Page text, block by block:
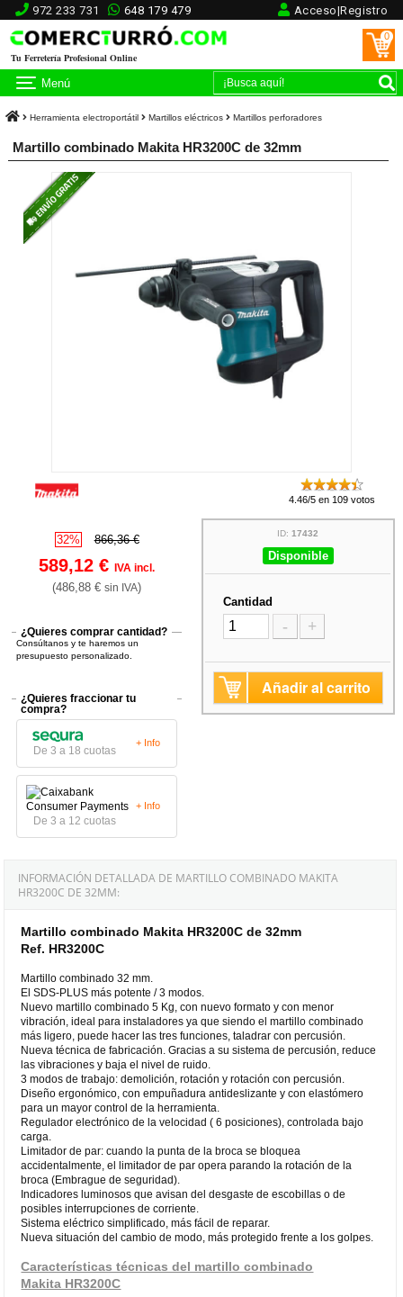
972 233 731 648 179 479 Acceso|Registro
Tu Ferretería Profesional Online
0
Menú
Herramienta electroportátil Martillos eléctricos Martillos perforadores
Martillo combinado Makita HR3200C de 32mm
4.46/5 en 109 votos
32% 866,36 €
589,12 €IVA incl.
(486,88 €sin IVA)
¿Quieres comprar cantidad?
Consúltanos y te haremos un
presupuesto personalizado.
¿Quieres fraccionar tu
compra?
De 3 a 18 cuotas
+ Info
De 3 a 12 cuotas
+ Info
ID:17432
Disponible
Cantidad
- +
Añadir al carrito
INFORMACIÓN DETALLADA DE MARTILLO COMBINADO MAKITA
HR3200C DE 32MM:
Martillo combinado Makita HR3200C de 32mm
Ref. HR3200C
Martillo combinado 32 mm.
El SDS-PLUS más potente / 3 modos.
Nuevo martillo combinado 5 Kg, con nuevo formato y con menor
vibración, ideal para instaladores ya que siendo el martillo combinado
más ligero, puede hacer las tres funciones, taladrar con percusión.
Nueva técnica de fabricación. Gracias a su sistema de percusión, reduce
las vibraciones y baja el nivel de ruido.
3 modos de trabajo: demolición, rotación y rotación con percusión.
Diseño ergonómico, con empuñadura antideslizante y con elastómero
para un mayor control de la herramienta.
Regulador electrónico de la velocidad ( 6 posiciones), controlada bajo
carga.
Limitador de par: cuando la punta de la broca se bloquea
accidentalmente, el limitador de par opera parando la rotación de la
broca (Embrague de seguridad).
Indicadores luminosos que avisan del desgaste de escobillas o de
posibles interrupciones de corriente.
Sistema eléctrico simplificado, más fácil de reparar.
Nueva situación del cambio de modo, más protegido frente a los golpes.
Características técnicas del martillo combinado
Makita HR3200C